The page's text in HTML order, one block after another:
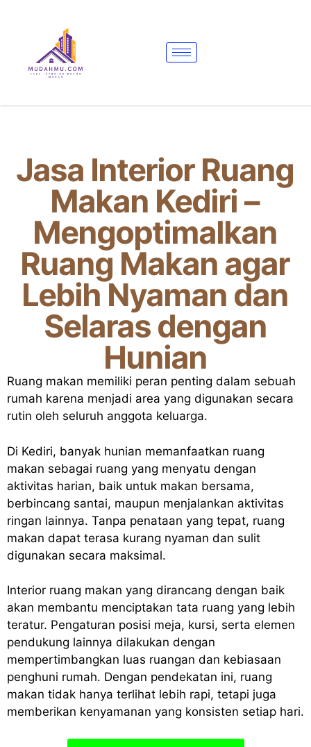
Jasa Interior Ruang
Makan Kediri –
Mengoptimalkan
Ruang Makan agar
Lebih Nyaman dan
Selaras dengan
Hunian
Ruang makan memiliki peran penting dalam sebuah
rumah karena menjadi area yang digunakan secara
rutin oleh seluruh anggota keluarga.
Di Kediri, banyak hunian memanfaatkan ruang
makan sebagai ruang yang menyatu dengan
aktivitas harian, baik untuk makan bersama,
berbincang santai, maupun menjalankan aktivitas
ringan lainnya. Tanpa penataan yang tepat, ruang
makan dapat terasa kurang nyaman dan sulit
digunakan secara maksimal.
Interior ruang makan yang dirancang dengan baik
akan membantu menciptakan tata ruang yang lebih
teratur. Pengaturan posisi meja, kursi, serta elemen
pendukung lainnya dilakukan dengan
mempertimbangkan luas ruangan dan kebiasaan
penghuni rumah. Dengan pendekatan ini, ruang
makan tidak hanya terlihat lebih rapi, tetapi juga
memberikan kenyamanan yang konsisten setiap hari.